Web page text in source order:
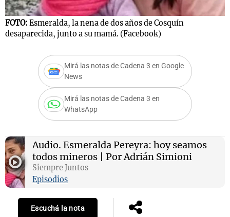
FOTO: Esmeralda, la nena de dos años de Cosquín
desaparecida, junto a su mamá. (Facebook)
Mirá las notas de Cadena 3 en Google
News
Mirá las notas de Cadena 3 en
WhatsApp
Audio. Esmeralda Pereyra: hoy seamos
todos mineros | Por Adrián Simioni
Siempre Juntos
Episodios
Escuchá la nota
Notas
Mundial 2026
Cadena 3